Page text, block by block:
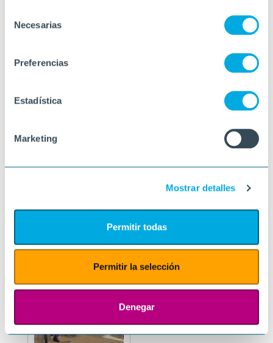
Necesarias
Preferencias
Estadística
Marketing
Mostrar detalles
Permitir todas
Permitir la selección
Denegar